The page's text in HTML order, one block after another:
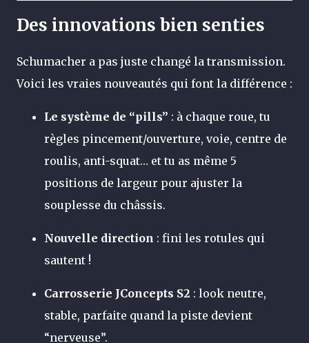
Des innovations bien senties
Schumacher a pas juste changé la transmission.
Voici les vraies nouveautés qui font la différence :
Le système de “pills” : à chaque roue, tu
règles pincement/ouverture, voie, centre de
roulis, anti-squat… et tu as même 5
positions de largeur pour ajuster la
souplesse du châssis.
Nouvelle direction : fini les rotules qui
sautent !
Carrosserie JConcepts S2 : look neutre,
stable, parfaite quand la piste devient
“nerveuse”.